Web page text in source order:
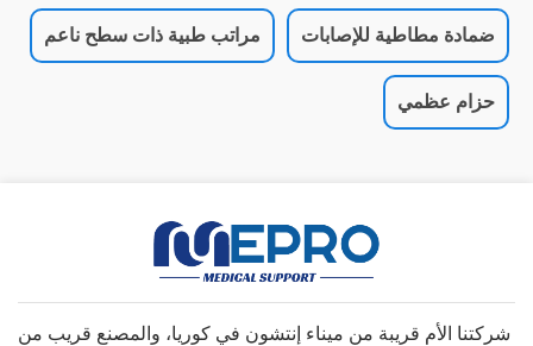
ضمادة مطاطية للإصابات مراتب طبية ذات سطح ناعم
حزام عظمي
شركتنا الأم قريبة من ميناء إنتشون في كوريا، والمصنع قريب من